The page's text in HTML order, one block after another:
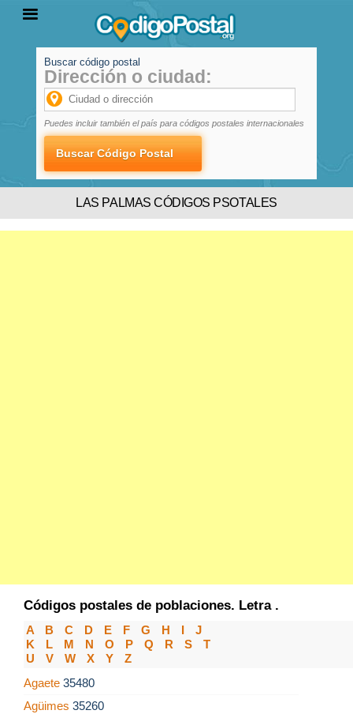
PROVINCIAS
LOCALIDADES
Buscar código postal
Dirección o ciudad:
Puedes incluir también el país para códigos postales internacionales
LAS PALMAS CÓDIGOS PSOTALES
Códigos postales de poblaciones. Letra .
A B C D E F G H I
J
K
L M N O P Q R S
T
U
V W X Y
Z
Agaete 35480
Agüimes 35260